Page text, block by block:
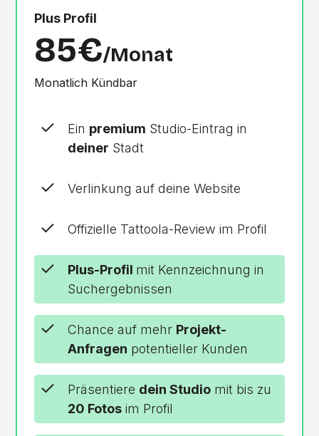
Plus Profil
85€/Monat
Monatlich Kündbar
Ein premium Studio-Eintrag in
deiner Stadt
Verlinkung auf deine Website
Offizielle Tattoola-Review im Profil
Plus-Profil mit Kennzeichnung in
Suchergebnissen
Chance auf mehr Projekt-
Anfragen potentieller Kunden
Präsentiere dein Studio mit bis zu
20 Fotos im Profil